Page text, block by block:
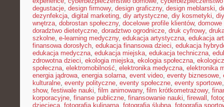
degustacje, design firmowy, design graficzny, design meblarski,
dezynfekcja, digital marketing, diy artystyczne, diy kosmetyki,
wnętrza, dobrostan społeczny, docelowe profile klientów,
doradztwo dietetyczne, doradztwo ogrodnicze, druk cyfrowy,
szkolne, e-learning medyczny, edukacja artystyczna, edukacja
finansowa dorosłych, edukacja finansowa dzieci, edukacja
edukacja medyczna, edukacja miejska, edukacja techniczna,
zdrowotna dzieci, ekologia miejska, ekologia społeczna,
społeczna, elektromobilność, elektronika medyczna, elektronika
energia jądrowa, energia solarna, event video, eventy biznesowe,
kulturalne, eventy polityczne, eventy społeczne, eventy sportowe
show, festiwale nauki, film animowany, film krótkometrażowy,
korporacyjne, finanse publiczne, finansowanie nauki, firewall ,
dziecięca, fotografia kulinarna, fotografia ślubna, fotografia